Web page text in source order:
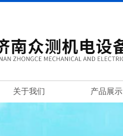
关于我们 产品展示